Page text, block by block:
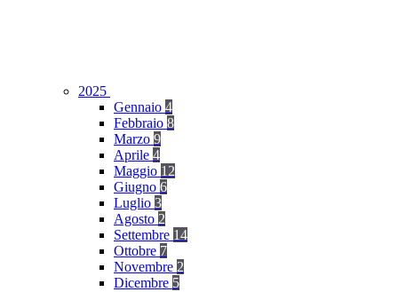
2025
Gennaio 4
Febbraio 8
Marzo 9
Aprile 4
Maggio 12
Giugno 6
Luglio 3
Agosto 2
Settembre 14
Ottobre 7
Novembre 2
Dicembre 5